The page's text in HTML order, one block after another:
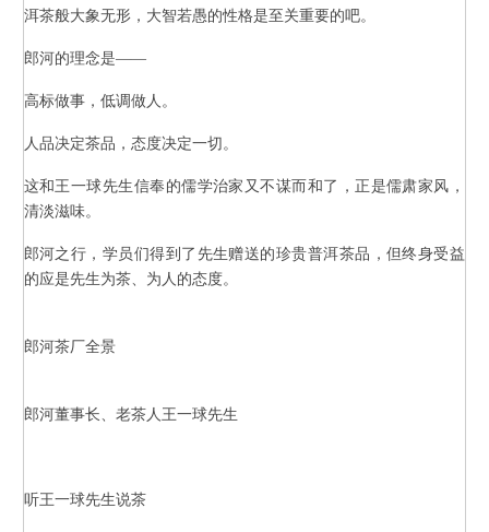
洱茶般大象无形，大智若愚的性格是至关重要的吧。
郎河的理念是——
高标做事，低调做人。
人品决定茶品，态度决定一切。
这和王一球先生信奉的儒学治家又不谋而和了，正是儒肃家风，
清淡滋味。
郎河之行，学员们得到了先生赠送的珍贵普洱茶品，但终身受益
的应是先生为茶、为人的态度。
郎河茶厂全景
郎河董事长、老茶人王一球先生
听王一球先生说茶